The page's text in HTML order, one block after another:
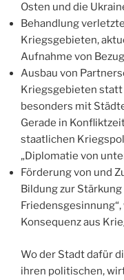
Osten und die
Behandlung
Kriegsgebieten,
Aufnahme von
Ausbau von
Kriegsgebieten statt
besonders mit
Gerade in
staatlichen
„Diplomatie von
Förderung von und
Bildung zur
Konsequenz aus
Wo der Stadt dafür
ihren politischen,